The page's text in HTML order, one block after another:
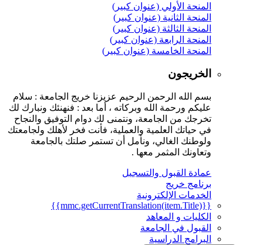
المنحة الأولي (عنوان كبير)
المنحة الثانية (عنوان كبير)
المنحة الثالثة (عنوان كبير)
المنحة الرابعة (عنوان كبير)
المنحة الخامسة (عنوان كبير)
الخريجون
بسم الله الرحمن الرحيم عزيزنا خريج الجامعة : سلام
عليكم ورحمة الله وبركاته ، أما بعد : فنهنئك ونبارك لك
تخرجك من الجامعة، ونتمنى لك دوام التوفيق والنجاح
في حياتك العلمية والعملية، فأنت فخر لأهلك ولجامعتك
ولوطنك الغالي، ونأمل أن تستمر صلتك بالجامعة
وتعاونك المثمر معها .
عمادة القبول والتسجيل
برنامج خريج
الخدمات الإلكترونية
{{mmc.getCurrentTranslation(item.Title)}}
الكليات و المعاهد
القبول في الجامعة
البرامج الدراسية